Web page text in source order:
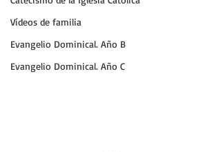
Vídeos de familia
Evangelio Dominical. Año B
Evangelio Dominical. Año C